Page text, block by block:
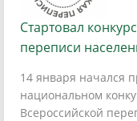
Стартовал
переписи
14 января начался
национальном
Всероссийской